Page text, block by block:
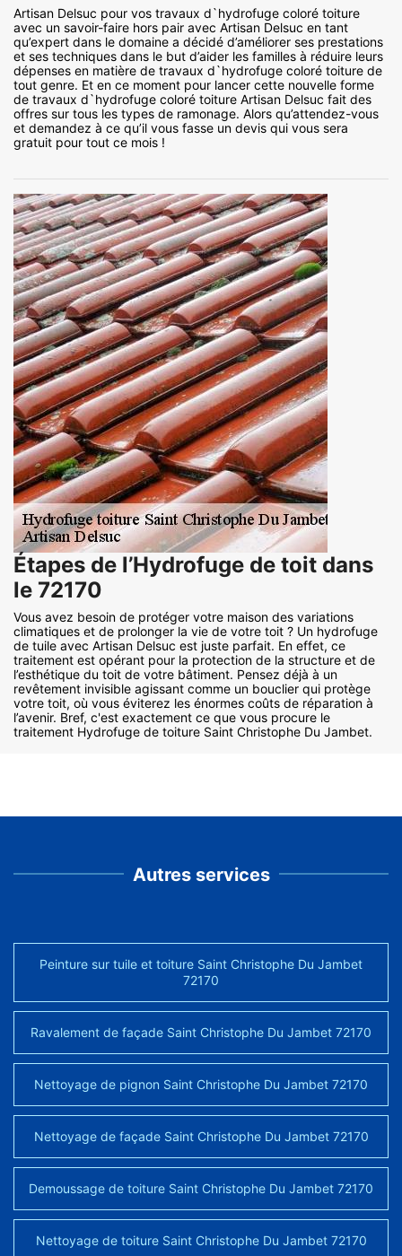
Artisan Delsuc pour vos travaux d`hydrofuge coloré toiture
avec un savoir-faire hors pair avec Artisan Delsuc en tant
qu’expert dans le domaine a décidé d’améliorer ses prestations
et ses techniques dans le but d’aider les familles à réduire leurs
dépenses en matière de travaux d`hydrofuge coloré toiture de
tout genre. Et en ce moment pour lancer cette nouvelle forme
de travaux d`hydrofuge coloré toiture Artisan Delsuc fait des
offres sur tous les types de ramonage. Alors qu’attendez-vous
et demandez à ce qu’il vous fasse un devis qui vous sera
gratuit pour tout ce mois !
Étapes de l’Hydrofuge de toit dans
le 72170
Vous avez besoin de protéger votre maison des variations
climatiques et de prolonger la vie de votre toit ? Un hydrofuge
de tuile avec Artisan Delsuc est juste parfait. En effet, ce
traitement est opérant pour la protection de la structure et de
l’esthétique du toit de votre bâtiment. Pensez déjà à un
revêtement invisible agissant comme un bouclier qui protège
votre toit, où vous éviterez les énormes coûts de réparation à
l’avenir. Bref, c'est exactement ce que vous procure le
traitement Hydrofuge de toiture Saint Christophe Du Jambet.
Autres services
Peinture sur tuile et toiture Saint Christophe Du Jambet
72170
Ravalement de façade Saint Christophe Du Jambet 72170
Nettoyage de pignon Saint Christophe Du Jambet 72170
Nettoyage de façade Saint Christophe Du Jambet 72170
Demoussage de toiture Saint Christophe Du Jambet 72170
Nettoyage de toiture Saint Christophe Du Jambet 72170